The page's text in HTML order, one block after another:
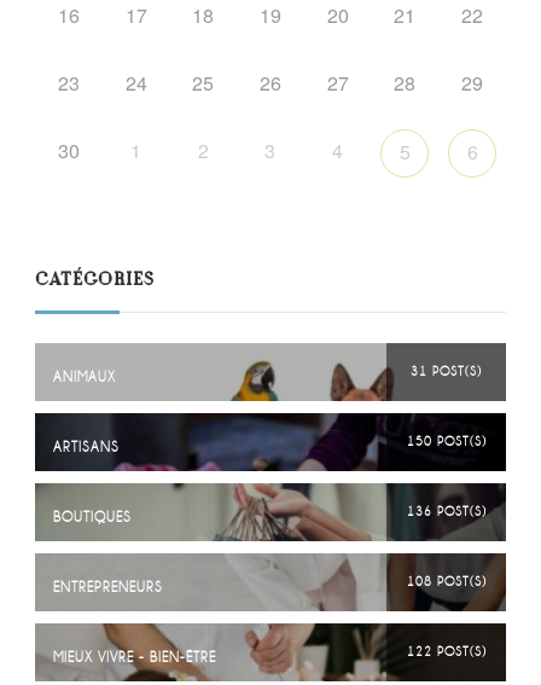
16 17 18 19 20 21 22
23 24 25 26 27 28 29
30 1 2 3 4 5 6
CATÉGORIES
ANIMAUX 31 POST(S)
ARTISANS 150 POST(S)
BOUTIQUES 136 POST(S)
ENTREPRENEURS 108 POST(S)
MIEUX VIVRE - BIEN-ÊTRE 122 POST(S)